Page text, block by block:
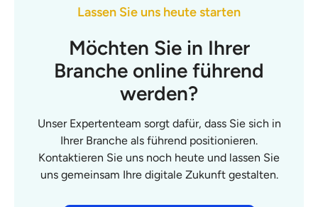
Lassen Sie uns heute starten
Möchten Sie in Ihrer
Branche online führend
werden?
Unser Expertenteam sorgt dafür, dass Sie sich in
Ihrer Branche als führend positionieren.
Kontaktieren Sie uns noch heute und lassen Sie
uns gemeinsam Ihre digitale Zukunft gestalten.